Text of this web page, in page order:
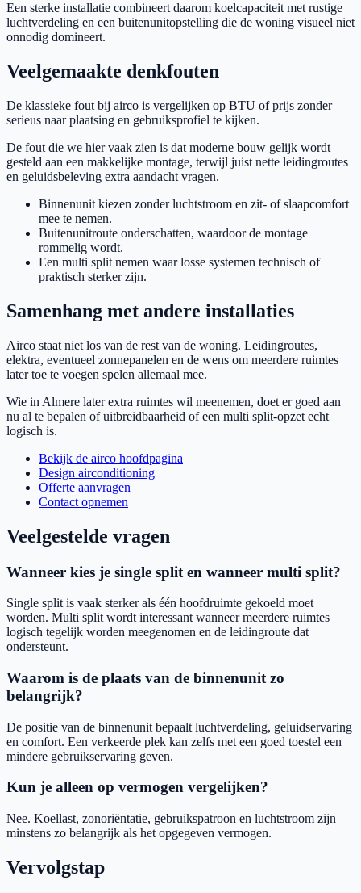
Een sterke installatie combineert daarom koelcapaciteit met rustige
luchtverdeling en een buitenunitopstelling die de woning visueel niet
onnodig domineert.
Veelgemaakte denkfouten
De klassieke fout bij airco is vergelijken op BTU of prijs zonder
serieus naar plaatsing en gebruiksprofiel te kijken.
De fout die we hier vaak zien is dat moderne bouw gelijk wordt
gesteld aan een makkelijke montage, terwijl juist nette leidingroutes
en geluidsbeleving extra aandacht vragen.
Binnenunit kiezen zonder luchtstroom en zit- of slaapcomfort
mee te nemen.
Buitenunitroute onderschatten, waardoor de montage
rommelig wordt.
Een multi split nemen waar losse systemen technisch of
praktisch sterker zijn.
Samenhang met andere installaties
Airco staat niet los van de rest van de woning. Leidingroutes,
elektra, eventueel zonnepanelen en de wens om meerdere ruimtes
later toe te voegen spelen allemaal mee.
Wie in Almere later extra ruimtes wil meenemen, doet er goed aan
nu al te bepalen of uitbreidbaarheid of een multi split-opzet echt
logisch is.
Bekijk de airco hoofdpagina
Design airconditioning
Offerte aanvragen
Contact opnemen
Veelgestelde vragen
Wanneer kies je single split en wanneer multi split?
Single split is vaak sterker als één hoofdruimte gekoeld moet
worden. Multi split wordt interessant wanneer meerdere ruimtes
logisch tegelijk worden meegenomen en de leidingroute dat
ondersteunt.
Waarom is de plaats van de binnenunit zo
belangrijk?
De positie van de binnenunit bepaalt luchtverdeling, geluidservaring
en comfort. Een verkeerde plek kan zelfs met een goed toestel een
mindere gebruikservaring geven.
Kun je alleen op vermogen vergelijken?
Nee. Koellast, zonoriëntatie, gebruikspatroon en luchtstroom zijn
minstens zo belangrijk als het opgegeven vermogen.
Vervolgstap